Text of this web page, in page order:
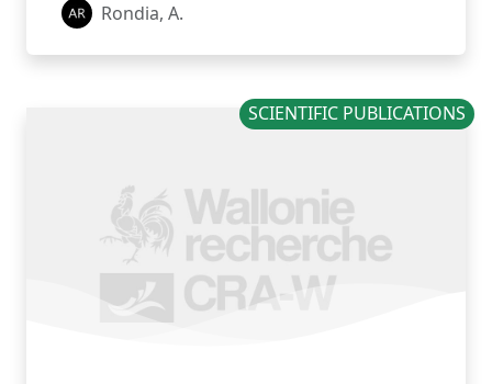
Rondia, A.
SCIENTIFIC PUBLICATIONS